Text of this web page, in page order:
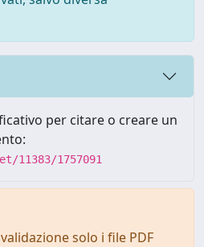
per citare o creare un
11383/1757091
solo i file PDF